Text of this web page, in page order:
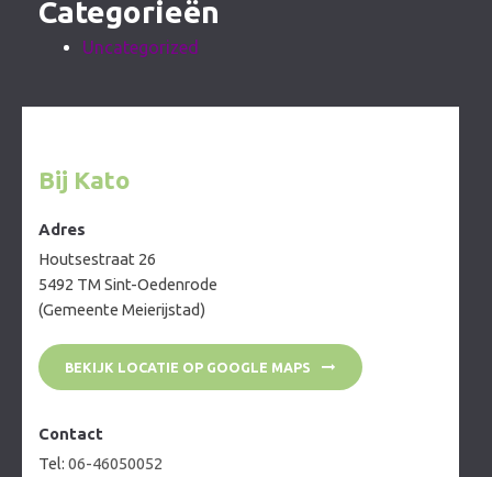
Categorieën
Uncategorized
Bij Kato
Adres
Houtsestraat 26
5492 TM Sint-Oedenrode
(Gemeente Meierijstad)
BEKIJK LOCATIE OP GOOGLE MAPS
Contact
Tel: 06-46050052